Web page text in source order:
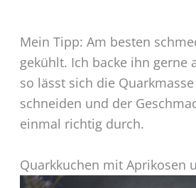
Mein Tipp: Am besten
gekühlt. Ich backe ihn gerne
so lässt sich die
schneiden und der
einmal richtig durch.
Quarkkuchen mit Aprikosen